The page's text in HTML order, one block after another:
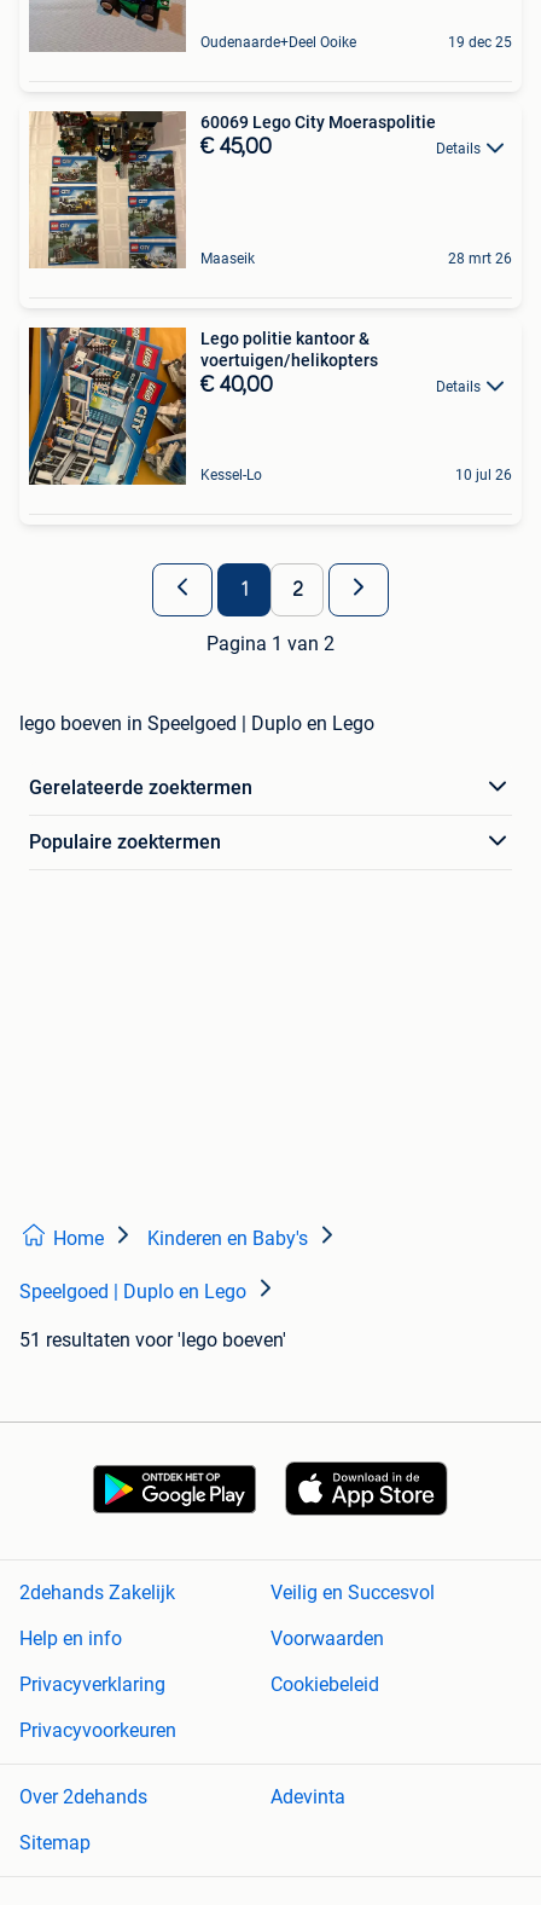
Oudenaarde+Deel Ooike 19 dec 25
60069 Lego City Moeraspolitie
€ 45,00 Details
Maaseik 28 mrt 26
Lego politie kantoor &
voertuigen/helikopters
€ 40,00 Details
Kessel-Lo 10 jul 26
1 2
Pagina 1 van 2
lego boeven in Speelgoed | Duplo en Lego
Gerelateerde zoektermen
Populaire zoektermen
Home Kinderen en Baby's
Speelgoed | Duplo en Lego
51 resultaten voor 'lego boeven'
2dehands Zakelijk
Veilig en Succesvol
Help en info
Voorwaarden
Privacyverklaring
Cookiebeleid
Privacyvoorkeuren
Over 2dehands
Adevinta
Sitemap